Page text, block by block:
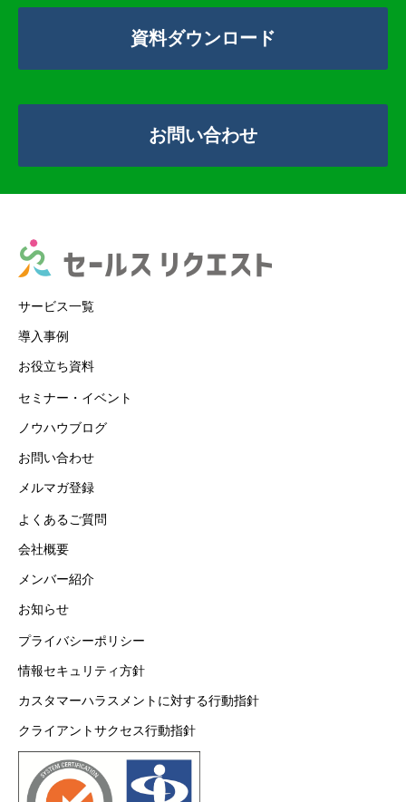
資料ダウンロード
お問い合わせ
サービス一覧
導入事例
お役立ち資料
セミナー・イベント
ノウハウブログ
お問い合わせ
メルマガ登録
よくあるご質問
会社概要
メンバー紹介
お知らせ
プライバシーポリシー
情報セキュリティ方針
カスタマーハラスメントに対する行動指針
クライアントサクセス行動指針